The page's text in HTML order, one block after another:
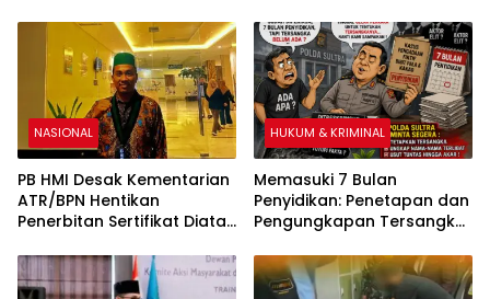
NASIONAL
PB HMI Desak Kementarian
ATR/BPN Hentikan
Penerbitan Sertifikat Diatas
HUKUM & KRIMINAL
Memasuki 7 Bulan
Penyidikan: Penetapan dan
Pengungkapan Tersangka
Bibit Pala dan Kakao Rp26
Miliar Dipertanyakan